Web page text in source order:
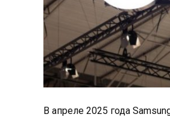
В апреле 2025 года